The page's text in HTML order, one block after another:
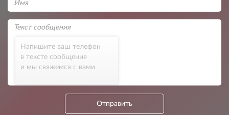
Напишите ваш телефон
в тексте сообщения
и мы свяжемся с вами
Отправить